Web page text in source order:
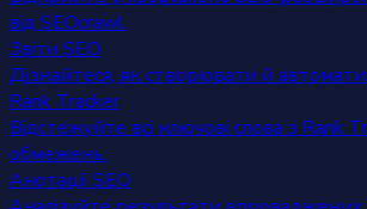
від SEOcrawl.
Звіти SEO
Дізнайтеся, як створювати й
Rank Tracker
Відстежуйте всі ключові слова з Rank
обмежень.
Анотації SEO